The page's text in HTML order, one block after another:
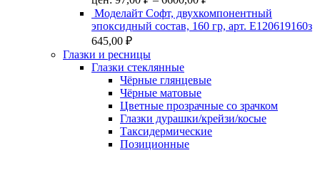
Моделайт Софт, двухкомпонентный
эпоксидный состав, 160 гр, арт. Е120619160з
645,00 ₽
Глазки и ресницы
Глазки стеклянные
Чёрные глянцевые
Чёрные матовые
Цветные прозрачные со зрачком
Глазки дурашки/крейзи/косые
Таксидермические
Позиционные